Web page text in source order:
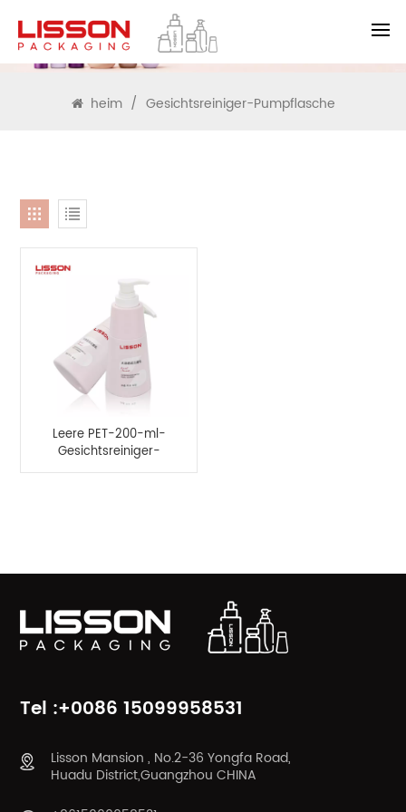
SUCHEN
heim / Gesichtsreiniger-Pumpflasche
Leere PET-200-ml-
Gesichtsreiniger-
Pumpflasche für
Tel :+0086 15099958531
Lisson Mansion , No.2-36 Yongfa Road,
Huadu District,Guangzhou CHINA